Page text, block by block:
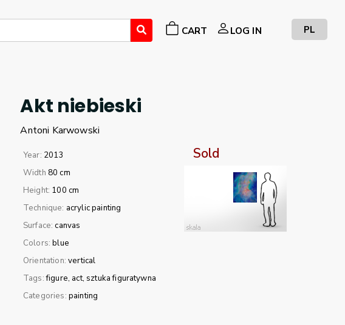
CART LOG IN PL
Akt niebieski
Antoni Karwowski
Year: 2013
Width 80 cm
Height: 100 cm
Technique: acrylic painting
Surface:canvas
Colors:blue
Orientation:vertical
Tags:figure act sztuka figuratywna
Categories: painting
Sold